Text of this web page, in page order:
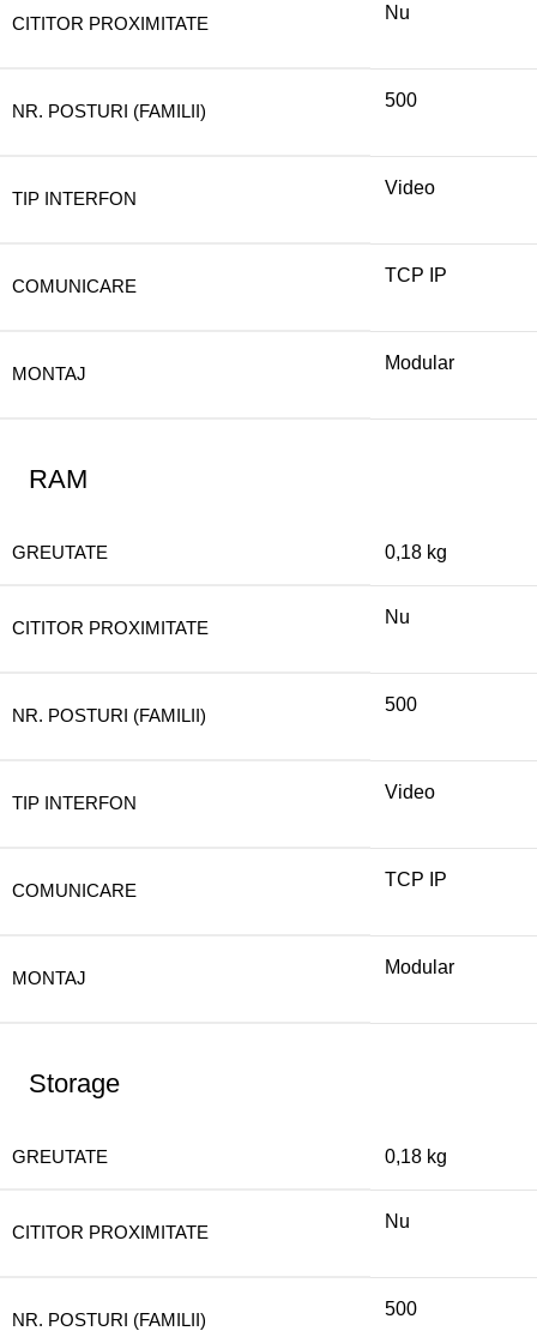
CITITOR PROXIMITATE
Nu
NR. POSTURI (FAMILII)
500
TIP INTERFON
Video
COMUNICARE
TCP IP
MONTAJ
Modular
RAM
GREUTATE 0,18 kg
CITITOR PROXIMITATE
Nu
NR. POSTURI (FAMILII)
500
TIP INTERFON
Video
COMUNICARE
TCP IP
MONTAJ
Modular
Storage
GREUTATE 0,18 kg
CITITOR PROXIMITATE
Nu
NR. POSTURI (FAMILII)
500